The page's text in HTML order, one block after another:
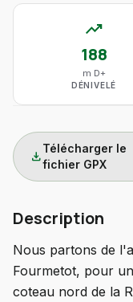
trending_up
188
m D+
DÉNIVELÉ
download
Télécharger le
fichier GPX
Description
Nous partons de
Fourmetot, pour
coteau nord de la